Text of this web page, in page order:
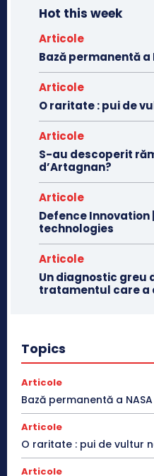
Hot this week
Articole
Bază permanentă a
Articole
O raritate : pui de
Articole
S-au descoperit
d’Artagnan?
Articole
Defence Innovation
technologies
Articole
Un diagnostic greu
tratamentul care a
Topics
Articole
Bază permanentă a
Articole
O raritate : pui de vultur
Articole